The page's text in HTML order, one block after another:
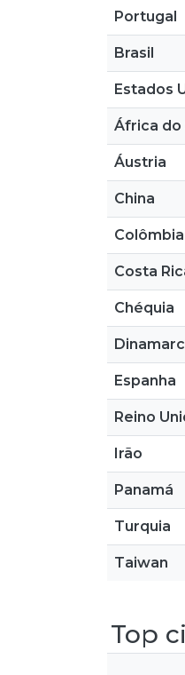
Portugal
Brasil
Estados
África do
Áustria
China
Colômbia
Costa
Chéquia
Espanha
Reino
Irão
Panamá
Turquia
Taiwan
Top